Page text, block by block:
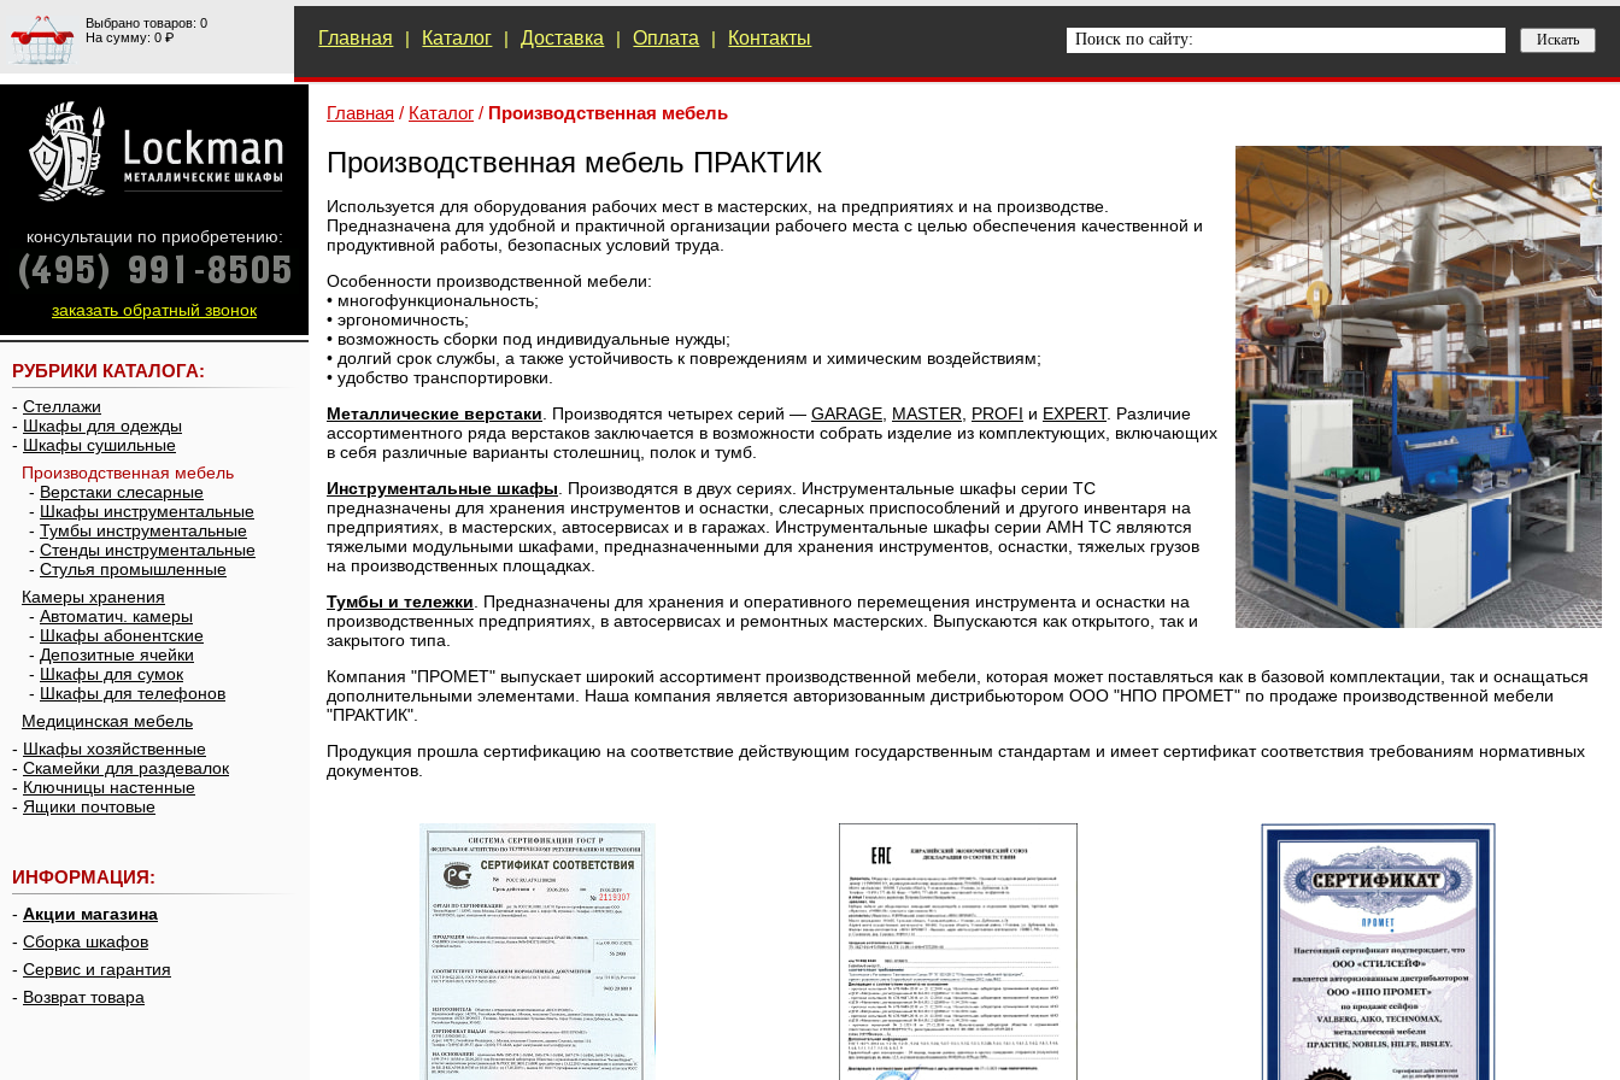
Выбрано товаров: 0
На сумму: 0 ₽
Главная | Каталог | Доставка | Оплата | Контакты
Главная / Каталог / Производственная мебель
Производственная мебель ПРАКТИК
Используется для оборудования рабочих мест в мастерских, на предприятиях и на производстве.
Предназначена для удобной и практичной организации рабочего места с целью обеспечения качественной и
продуктивной работы, безопасных условий труда.
Особенности производственной мебели:
• многофункциональность;
• эргономичность;
• возможность сборки под индивидуальные нужды;
• долгий срок службы, а также устойчивость к повреждениям и химическим воздействиям;
• удобство транспортировки.
Металлические верстаки . Производятся четырех серий — GARAGE MASTER PROFI и EXPERT. Различие
ассортиментного ряда верстаков заключается в возможности собрать изделие из комплектующих, включающих
в себя различные варианты столешниц, полок и тумб.
Инструментальные шкафы . Производятся в двух сериях. Инструментальные шкафы серии TC
предназначены для хранения инструментов и оснастки, слесарных приспособлений и другого инвентаря на
предприятиях, в мастерских, автосервисах и в гаражах. Инструментальные шкафы серии AMH TC являются
тяжелыми модульными шкафами, предназначенными для хранения инструментов, оснастки, тяжелых грузов
на производственных площадках.
Тумбы и тележки . Предназначены для хранения и оперативного перемещения инструмента и оснастки на
производственных предприятиях, в автосервисах и ремонтных мастерских. Выпускаются как открытого, так и
закрытого типа.
Компания "ПРОМЕТ" выпускает широкий ассортимент производственной мебели, которая может поставляться как в базовой комплектации, так и оснащаться
дополнительными элементами. Наша компания является авторизованным дистрибьютором ООО "НПО ПРОМЕТ" по продаже производственной мебели
"ПРАКТИК".
Продукция прошла сертификацию на соответствие действующим государственным стандартам и имеет сертификат соответствия требованиям нормативных
документов.
консультации по приобретению:
заказать обратный звонок
РУБРИКИ КАТАЛОГА:
- Стеллажи
- Шкафы для одежды
- Шкафы сушильные
Производственная мебель
- Верстаки слесарные
- Шкафы инструментальные
- Тумбы инструментальные
- Стенды инструментальные
- Стулья промышленные
Камеры хранения
- Автоматич. камеры
- Шкафы абонентские
- Депозитные ячейки
- Шкафы для сумок
- Шкафы для телефонов
Медицинская мебель
- Шкафы хозяйственные
- Скамейки для раздевалок
- Ключницы настенные
- Ящики почтовые
ИНФОРМАЦИЯ:
- Акции магазина
- Сборка шкафов
- Сервис и гарантия
- Возврат товара